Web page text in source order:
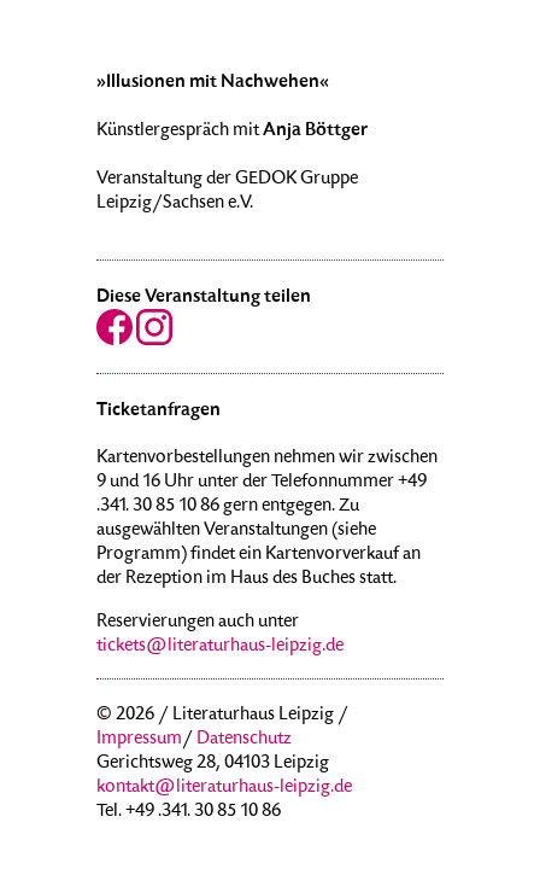
»Illusionen mit Nachwehen«
Künstlergespräch mitAnja Böttger
Veranstaltung der GEDOK Gruppe
Leipzig/Sachsen e.V.
Diese Veranstaltung teilen
Ticketanfragen
Kartenvorbestellungen nehmen wir zwischen
9 und 16 Uhr unter der Telefonnummer +49
.341. 30 85 10 86 gern entgegen. Zu
ausgewählten Veranstaltungen (siehe
Programm) findet ein Kartenvorverkauf an
der Rezeption im Haus des Buches statt.
Reservierungen auch unter
tickets@literaturhaus-leipzig.de
© 2026 / Literaturhaus Leipzig /
Impressum/ Datenschutz
Gerichtsweg 28, 04103 Leipzig
kontakt@literaturhaus-leipzig.de
Tel. +49 .341. 30 85 10 86